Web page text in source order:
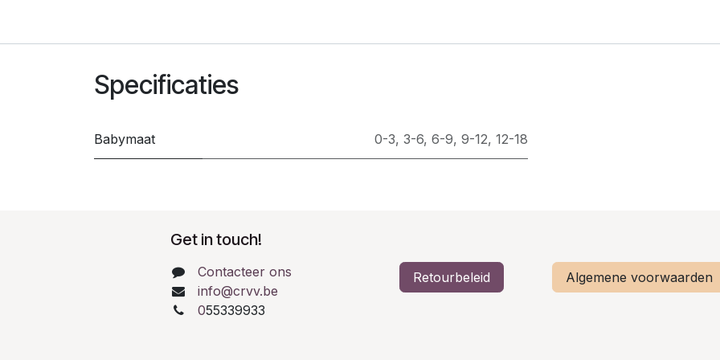
Specificaties
Babymaat 0-3, 3-6, 6-9, 9-12, 12-18
Get in touch!
Contacteer ons
info@crvv.be
055339933
Retourbeleid Algemene voorwaarden